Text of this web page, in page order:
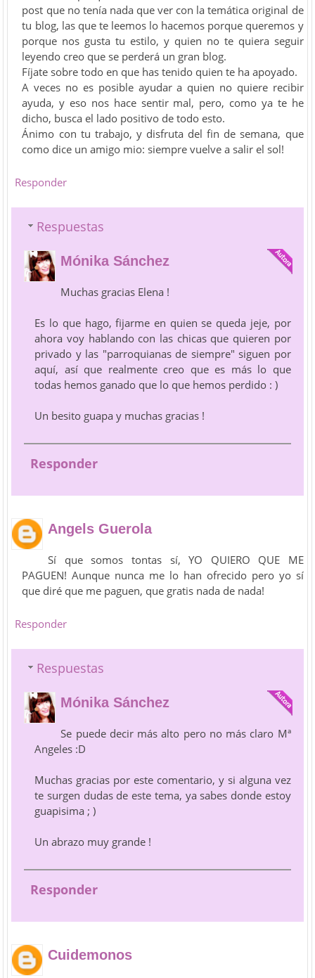
post que no tenía nada que ver con la temática original de
tu blog, las que te leemos lo hacemos porque queremos y
porque nos gusta tu estilo, y quien no te quiera seguir
leyendo creo que se perderá un gran blog.
Fíjate sobre todo en que has tenido quien te ha apoyado.
A veces no es posible ayudar a quien no quiere recibir
ayuda, y eso nos hace sentir mal, pero, como ya te he
dicho, busca el lado positivo de todo esto.
Ánimo con tu trabajo, y disfruta del fin de semana, que
como dice un amigo mio: siempre vuelve a salir el sol!
Responder
Respuestas
Mónika Sánchez
Muchas gracias Elena !
Es lo que hago, fijarme en quien se queda jeje, por
ahora voy hablando con las chicas que quieren por
privado y las "parroquianas de siempre" siguen por
aquí, así que realmente creo que es más lo que
todas hemos ganado que lo que hemos perdido : )
Un besito guapa y muchas gracias !
Responder
Angels Guerola
Sí que somos tontas sí, YO QUIERO QUE ME
PAGUEN! Aunque nunca me lo han ofrecido pero yo sí
que diré que me paguen, que gratis nada de nada!
Responder
Respuestas
Mónika Sánchez
Se puede decir más alto pero no más claro Mª
Angeles :D
Muchas gracias por este comentario, y si alguna vez
te surgen dudas de este tema, ya sabes donde estoy
guapisima ; )
Un abrazo muy grande !
Responder
Cuidemonos